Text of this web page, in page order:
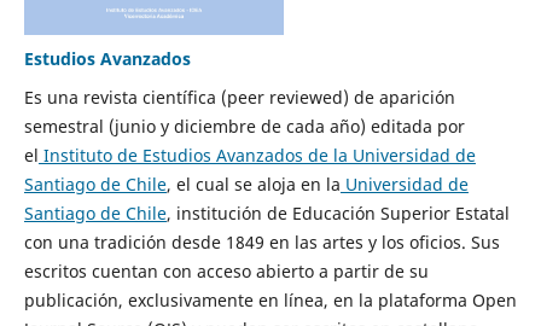
Estudios Avanzados
Es una revista científica (peer reviewed) de aparición
semestral (junio y diciembre de cada año) editada por
el Instituto de Estudios Avanzados de la Universidad de
Santiago de Chile, el cual se aloja en la Universidad de
Santiago de Chile, institución de Educación Superior Estatal
con una tradición desde 1849 en las artes y los oficios. Sus
escritos cuentan con acceso abierto a partir de su
publicación, exclusivamente en línea, en la plataforma Open